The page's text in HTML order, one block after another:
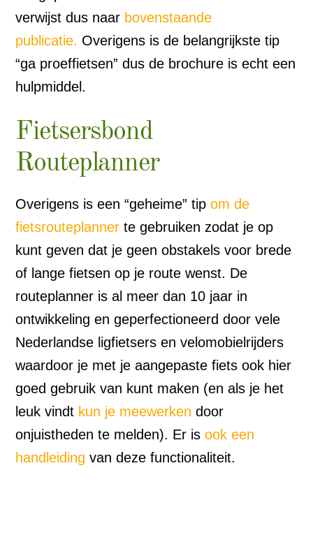
verwijst dus naar bovenstaande
publicatie. Overigens is de belangrijkste tip
“ga proeffietsen” dus de brochure is echt een
hulpmiddel.
Fietsersbond
Routeplanner
Overigens is een “geheime” tipom de
fietsrouteplannerte gebruiken zodat je op
kunt geven dat je geen obstakels voor brede
of lange fietsen op je route wenst. De
routeplanner is al meer dan 10 jaar in
ontwikkeling en geperfectioneerd door vele
Nederlandse ligfietsers en velomobielrijders
waardoor je met je aangepaste fiets ook hier
goed gebruik van kunt maken (en als je het
leuk vindt kun je meewerken door
onjuistheden te melden). Er isook een
handleiding van deze functionaliteit.